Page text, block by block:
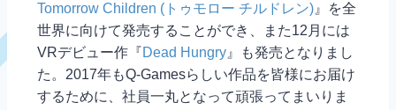
Tomorrow Children (トゥモロー チルドレン) 』を全
世界に向けて発売することができ、また12月には
VRデビュー作『Dead Hungry 』も発売となりまし
た。2017年もQ-Gamesらしい作品を皆様にお届け
するために、社員一丸となって頑張ってまいりま